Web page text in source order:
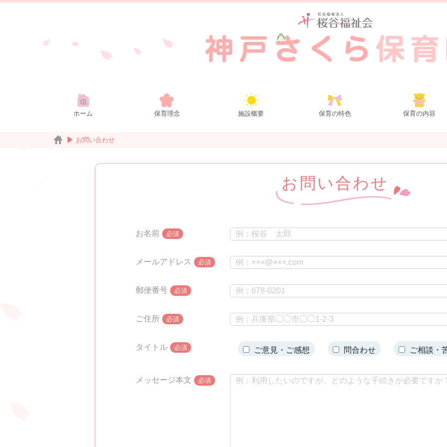
ホーム 保育理念 施設概要 保育の特色 保育の内容
お問い合わせ
お問い合わせ
お名前 必須
メールアドレス 必須
郵便番号 必須
ご住所 必須
タイトル 必須 ご意見・ご感想 問合わせ ご相談・
メッセージ本文 必須